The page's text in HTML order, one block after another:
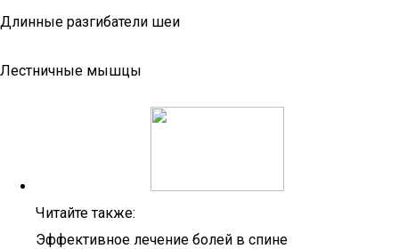
Длинные разгибатели шеи
Лестничные мышцы
Читайте также:
Эффективное лечение болей в спине